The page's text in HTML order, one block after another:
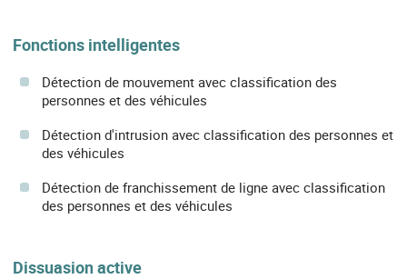
Fonctions intelligentes
Détection de mouvement avec classification des
personnes et des véhicules
Détection d'intrusion avec classification des personnes et
des véhicules
Détection de franchissement de ligne avec classification
des personnes et des véhicules
Dissuasion active